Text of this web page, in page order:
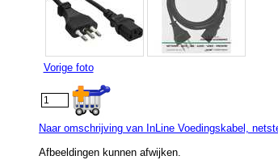
Vorige foto
Naar omschrijving van InLine Voedingskabel,
Afbeeldingen kunnen afwijken.